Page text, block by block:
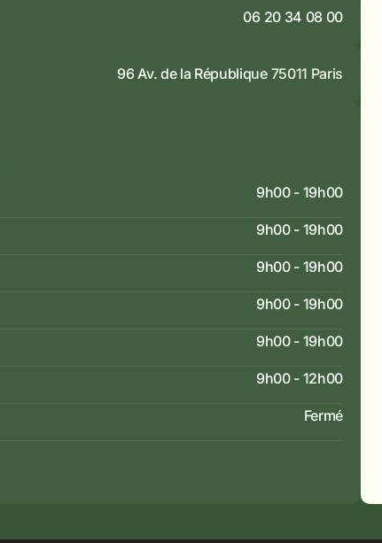
06 20 34 08 00
96 Av. de la République 75011 Paris
9h00 - 19h00
9h00 - 19h00
9h00 - 19h00
9h00 - 19h00
9h00 - 19h00
9h00 - 12h00
Fermé